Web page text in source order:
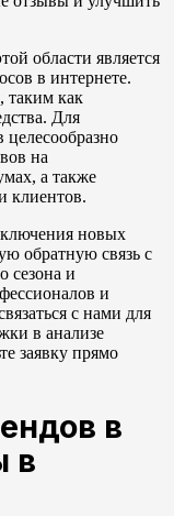
области является
в интернете.
таким как
Для
на
а также
клиентов.
новых
обратную связь с
сезона и
и
с нами для
в анализе
заявку прямо
в
в